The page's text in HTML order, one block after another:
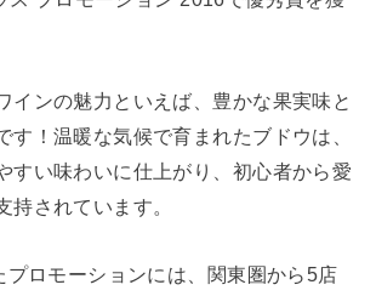
インの魅力といえば、豊かな果実味と
す！温暖な気候で育まれたブドウは、
すい味わいに仕上がり、初心者から愛
持されています。
プロモーションには、関東圏から5店